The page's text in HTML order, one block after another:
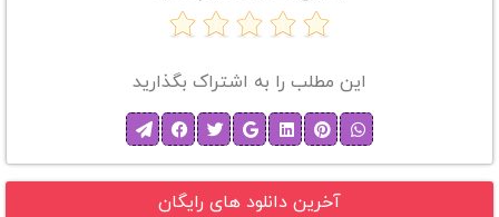
این مطلب را به اشتراک بگذارید
آخرین دانلود های رایگان